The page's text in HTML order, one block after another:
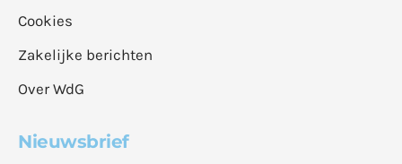
Cookies
Zakelijke berichten
Over WdG
Nieuwsbrief